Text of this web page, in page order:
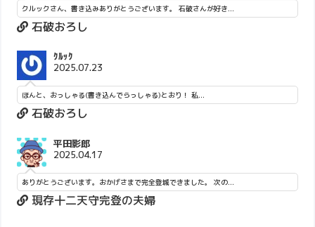
クルックさん、書き込みありがとうございます。 石破さんが好き...
石破おろし
ｸﾙｯｸ
2025.07.23
ほんと、おっしゃる(書き込んでらっしゃる)とおり！ 私...
石破おろし
平田影郎
2025.04.17
ありがとうございます。おかげさまで完全登城できました。 次の...
現存十二天守完登の夫婦